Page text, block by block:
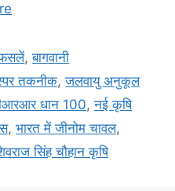
,बागवानी
तकनीक,जलवायु अनुकूल
धान 100,नई कृषि
, भारत में जीनोम चावल,
सिंह चौहान कृषि